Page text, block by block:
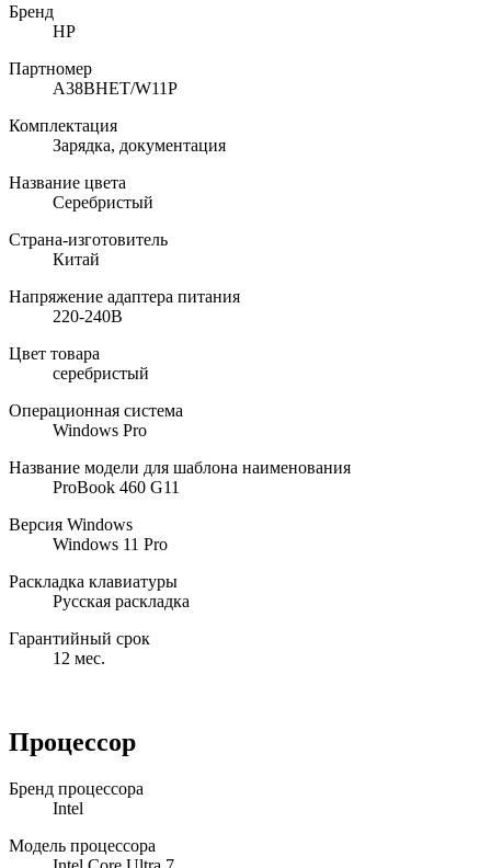
Бренд
HP
Партномер
A38BHET/W11P
Комплектация
Зарядка, документация
Название цвета
Серебристый
Страна-изготовитель
Китай
Напряжение адаптера питания
220-240В
Цвет товара
серебристый
Операционная система
Windows Pro
Название модели для шаблона наименования
ProBook 460 G11
Версия Windows
Windows 11 Pro
Раскладка клавиатуры
Русская раскладка
Гарантийный срок
12 мес.
Процессор
Бренд процессора
Intel
Модель процессора